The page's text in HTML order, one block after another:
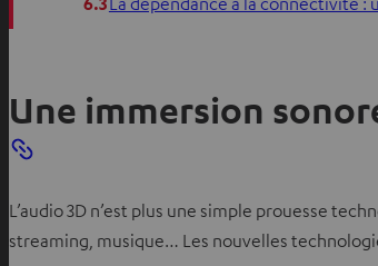
Une immersion
L’audio 3D n’est plus une simple prouesse
streaming, musique… Les nouvelles